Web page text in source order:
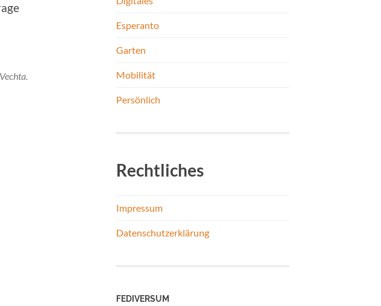
Esperanto
Garten
Mobilität
Persönlich
Rechtliches
Impressum
Datenschutzerklärung
FEDIVERSUM